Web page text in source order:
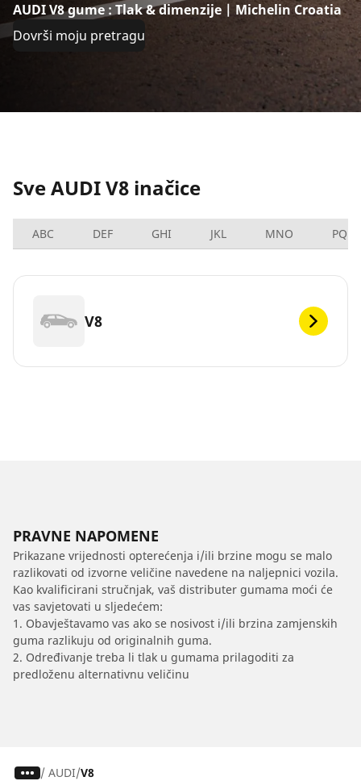
AUDI V8 gume : Tlak & dimenzije | Michelin Croatia
Dovrši moju pretragu
Sve AUDI V8 inačice
ABC DEF GHI JKL MNO PQRS
V8
PRAVNE NAPOMENE
Prikazane vrijednosti opterećenja i/ili brzine mogu se malo
razlikovati od izvorne veličine navedene na naljepnici vozila.
Kao kvalificirani stručnjak, vaš distributer gumama moći će
vas savjetovati u sljedećem:
1. Obavještavamo vas ako se nosivost i/ili brzina zamjenskih
guma razlikuju od originalnih guma.
2. Određivanje treba li tlak u gumama prilagoditi za
predloženu alternativnu veličinu
/ AUDI V8